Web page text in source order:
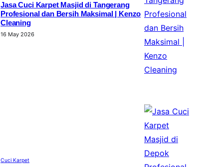
Jasa Cuci Karpet Masjid di Tangerang
Profesional dan Bersih Maksimal | Kenzo
Cleaning
16 May 2026
Cuci Karpet